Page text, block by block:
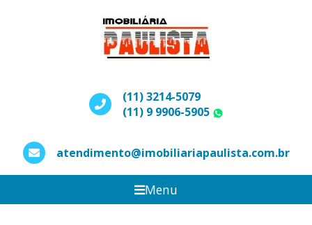
(11) 3214-5079
(11) 9 9906-5905
atendimento@imobiliariapaulista.com.br
Menu